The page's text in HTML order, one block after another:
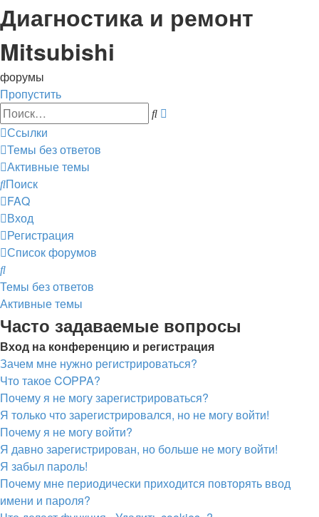
Диагностика и ремонт
Mitsubishi
форумы
Пропустить
Поиск
Ссылки
Темы без ответов
Активные темы
Поиск
FAQ
Вход
Регистрация
Список форумов
Поиск
Темы без ответов
Активные темы
Часто задаваемые вопросы
Вход на конференцию и регистрация
Зачем мне нужно регистрироваться?
Что такое COPPA?
Почему я не могу зарегистрироваться?
Я только что зарегистрировался, но не могу войти!
Почему я не могу войти?
Я давно зарегистрирован, но больше не могу войти!
Я забыл пароль!
Почему мне периодически приходится повторять ввод
имени и пароля?